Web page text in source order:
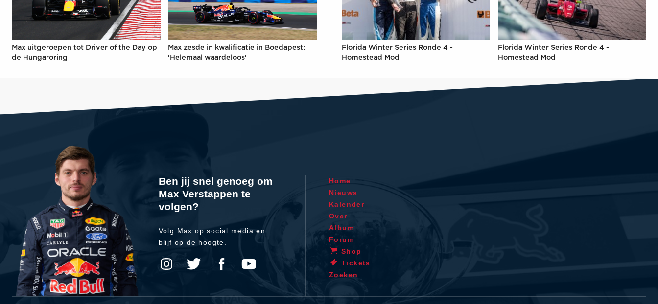
Max uitgeroepen tot Driver of the Day op
de Hungaroring
Max zesde in kwalificatie in Boedapest:
'Helemaal waardeloos'
Florida Winter Series Ronde 4 -
Homestead Mod
Florida Winter Series Ronde 4 -
Homestead Mod
Ben jij snel genoeg om
Max Verstappen te
volgen?
Volg Max op social media en
blijf op de hoogte.
Home
Nieuws
Kalender
Over
Album
Forum
Shop
Tickets
Zoeken